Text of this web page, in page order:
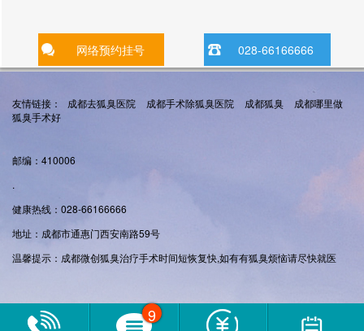
网络预约挂号 028-66166666
友情链接： 成都去狐臭医院 成都手术除狐臭医院 成都狐臭
成都哪里做
狐臭手术好
邮编：410006
.
健康热线：028-66166666
地址：成都市通惠门西安南路59号
温馨提示：成都微创狐臭治疗手术时间短恢复快,如有有狐臭烦恼请尽快就医
9